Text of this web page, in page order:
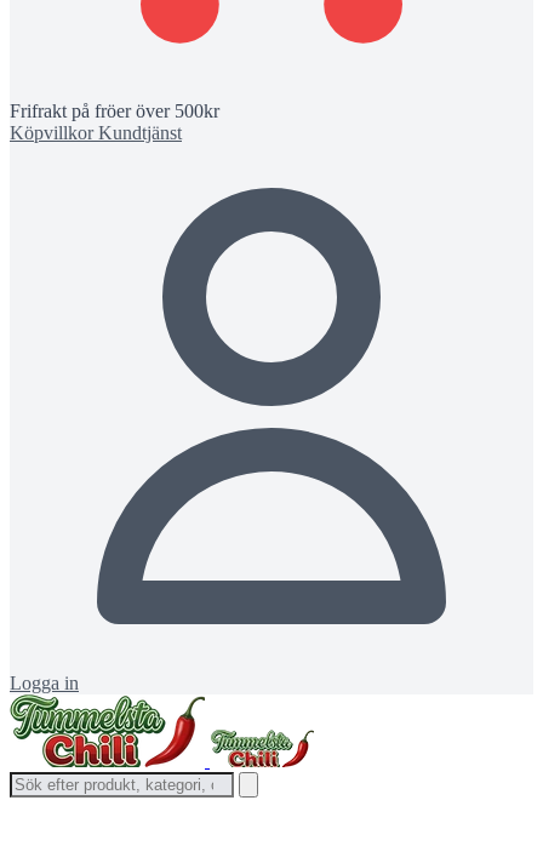
Frifrakt på fröer över 500kr
KöpvillkorKundtjänst
Logga in